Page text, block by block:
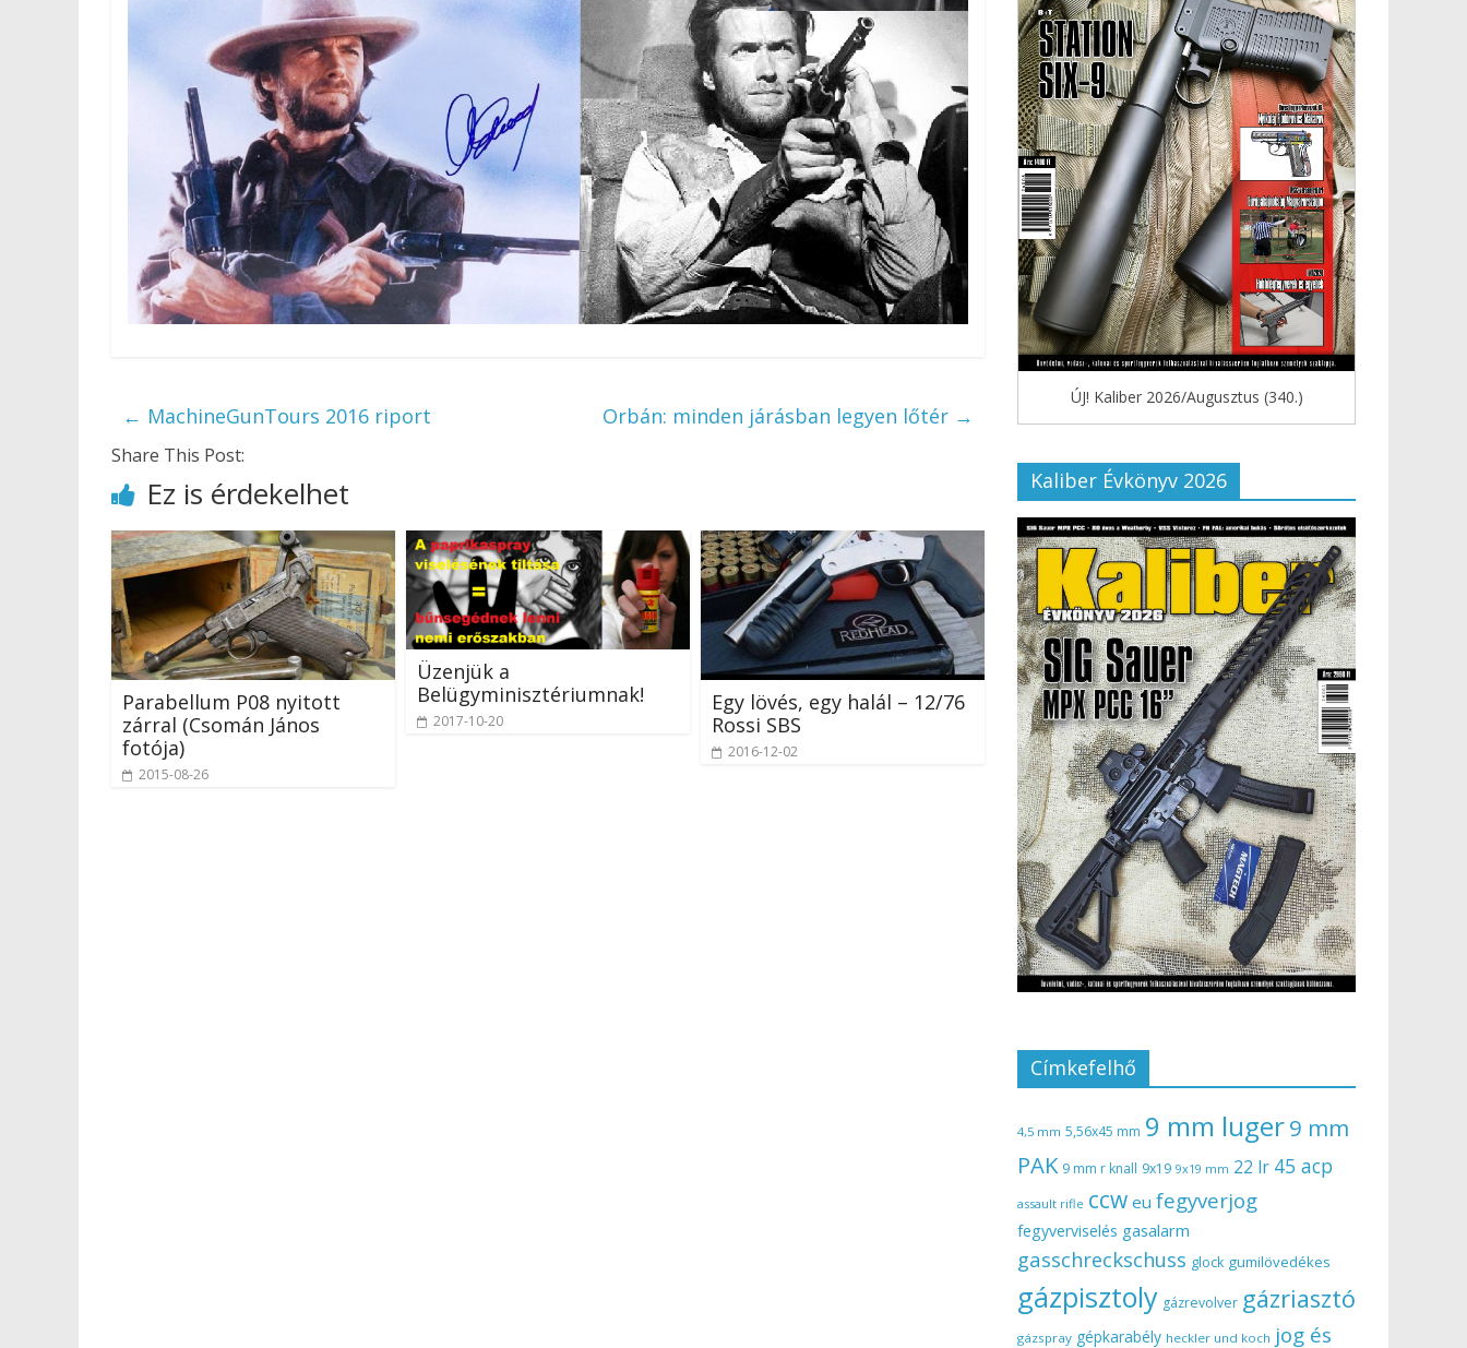
← MachineGunTours 2016 riport Orbán: minden járásban legyen lőtér →
Share This Post:
Ez is érdekelhet
Parabellum P08 nyitott
zárral (Csomán János
fotója)
2015-08-26
Üzenjük a
Belügyminisztériumnak!
2017-10-20
Egy lövés, egy halál – 12/76
Rossi SBS
2016-12-02
ÚJ! Kaliber 2026/Augusztus (340.)
Kaliber Évkönyv 2026
Címkefelhő
4,5 mm 5,56x45 mm 9 mm luger9 mm
PAK 9 mm r knall 9x19 9x19 mm 22 lr 45 acp
assault rifle ccw eu fegyverjog
fegyverviselés gasalarm
gasschreckschuss glock gumilövedékes
gázpisztoly gázrevolver gázriasztó
gázspray gépkarabély heckler und koch jog és